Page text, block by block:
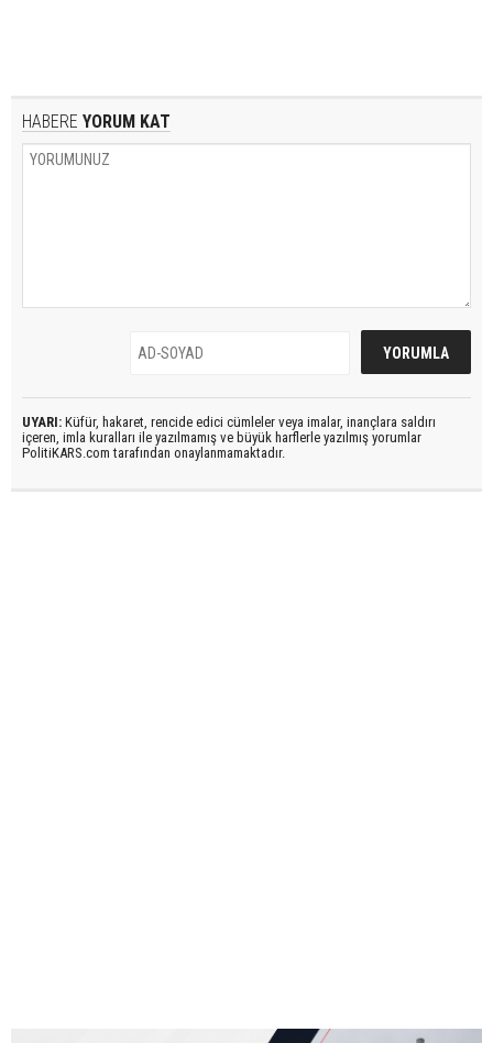
HABERE YORUM KAT
UYARI: Küfür, hakaret, rencide edici cümleler veya imalar, inançlara saldırı
içeren, imla kuralları ile yazılmamış ve büyük harflerle yazılmış yorumlar
PolitiKARS.com tarafından onaylanmamaktadır.